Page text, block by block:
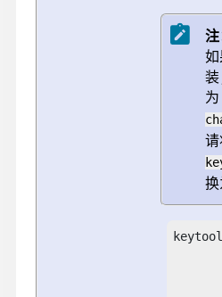
注
为
换